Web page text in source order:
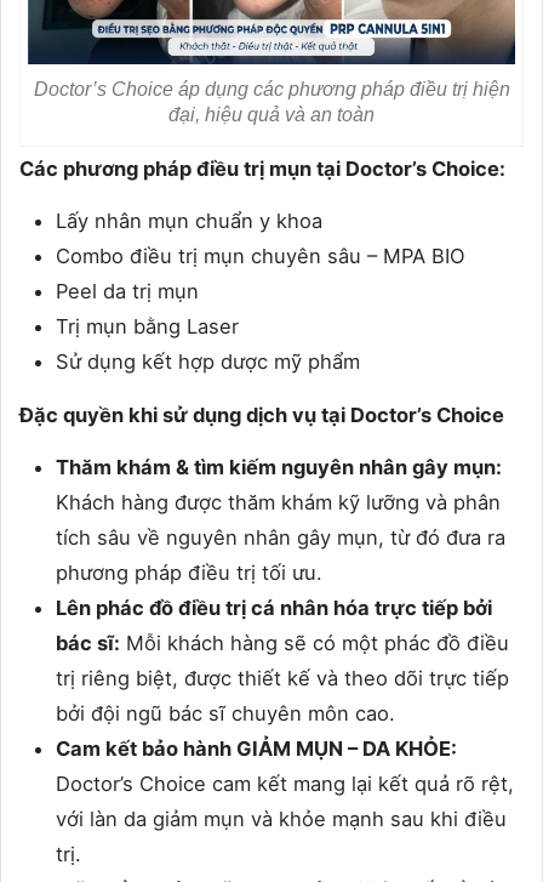
Doctor’s Choice áp dụng các phương pháp điều trị hiện
đại, hiệu quả và an toàn
Các phương pháp điều trị mụn tại Doctor’s Choice:
Lấy nhân mụn chuẩn y khoa
Combo điều trị mụn chuyên sâu – MPA BIO
Peel da trị mụn
Trị mụn bằng Laser
Sử dụng kết hợp dược mỹ phẩm
Đặc quyền khi sử dụng dịch vụ tại Doctor’s Choice
Thăm khám & tìm kiếm nguyên nhân gây mụn:
Khách hàng được thăm khám kỹ lưỡng và phân
tích sâu về nguyên nhân gây mụn, từ đó đưa ra
phương pháp điều trị tối ưu.
Lên phác đồ điều trị cá nhân hóa trực tiếp bởi
bác sĩ: Mỗi khách hàng sẽ có một phác đồ điều
trị riêng biệt, được thiết kế và theo dõi trực tiếp
bởi đội ngũ bác sĩ chuyên môn cao.
Cam kết bảo hành GIẢM MỤN – DA KHỎE:
Doctor’s Choice cam kết mang lại kết quả rõ rệt,
với làn da giảm mụn và khỏe mạnh sau khi điều
trị.